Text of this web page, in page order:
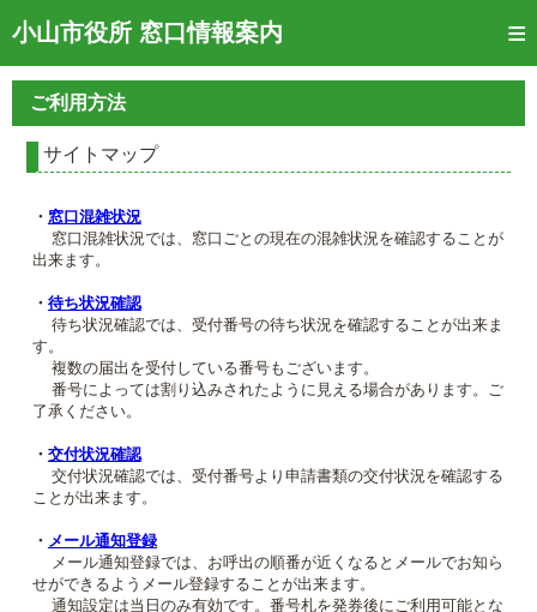
小山市役所 窓口情報案内
トップページ
窓口混雑状況
待ち状況確認
交付状況確認
混雑予想カレンダー
ご利用方法
サイトマップ
・ 窓口混雑状況
窓口混雑状況では、窓口ごとの現在の混雑状況を確認することが
出来ます。
・ 待ち状況確認
待ち状況確認では、受付番号の待ち状況を確認することが出来ま
す。
複数の届出を受付している番号もございます。
番号によっては割り込みされたように見える場合があります。ご
了承ください。
・ 交付状況確認
交付状況確認では、受付番号より申請書類の交付状況を確認する
ことが出来ます。
・ メール通知登録
メール通知登録では、お呼出の順番が近くなるとメールでお知ら
せができるようメール登録することが出来ます。
通知設定は当日のみ有効です。番号札を発券後にご利用可能とな